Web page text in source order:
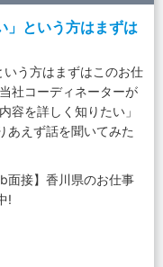
」という方はまずは
いう方はまずはこのお仕
社コーディネーターが
容を詳しく知りたい」
あえず話を聞いてみた
面接】香川県のお仕事
!